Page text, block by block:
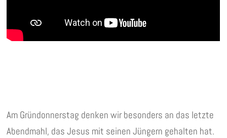
Am Gründonnerstag denken wir besonders an das letzte
Abendmahl, das Jesus mit seinen Jüngern gehalten hat.